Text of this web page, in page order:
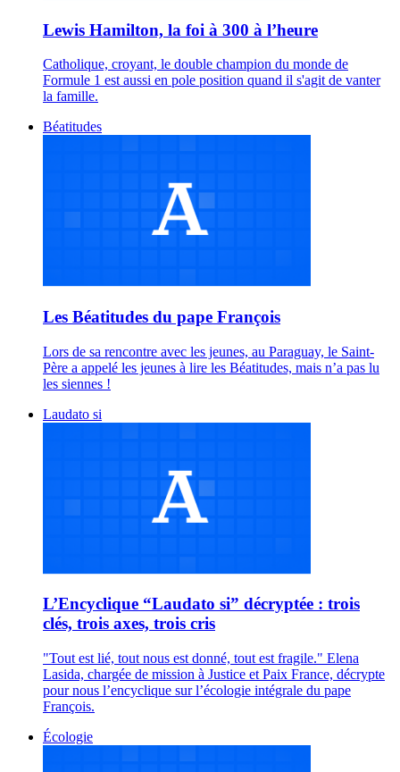
Lewis Hamilton, la foi à 300 à l’heure
Catholique, croyant, le double champion du monde de
Formule 1 est aussi en pole position quand il s'agit de vanter
la famille.
Béatitudes
Les Béatitudes du pape François
Lors de sa rencontre avec les jeunes, au Paraguay, le Saint-
Père a appelé les jeunes à lire les Béatitudes, mais n’a pas lu
les siennes !
Laudato si
L’Encyclique “Laudato si” décryptée : trois
clés, trois axes, trois cris
"Tout est lié, tout nous est donné, tout est fragile." Elena
Lasida, chargée de mission à Justice et Paix France, décrypte
pour nous l’encyclique sur l’écologie intégrale du pape
François.
Écologie